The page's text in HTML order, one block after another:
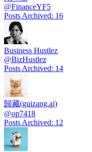
@FinanceYF5
Posts Archived: 16
Business Hustlez
@BizHustlez
Posts Archived: 14
歸藏(guizang.ai)
@op7418
Posts Archived: 12